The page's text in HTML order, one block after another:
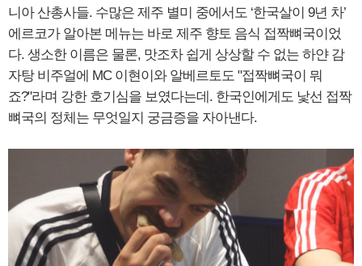
니아 산총사들. 수많은 제주 별미 중에서도 ‘한국살이 9년 차’
에르코가 알아본 메뉴는 바로 제주 향토 음식 접짝뼈국이었
다. 생소한 이름은 물론, 맛조차 쉽게 상상할 수 없는 하얀 감
자탕 비주얼에 MC 이현이와 알베르토도 "접짝뼈국이 뭐
죠?"라며 강한 호기심을 보였다는데. 한국인에게도 낯선 접짝
뼈국의 정체는 무엇일지 궁금증을 자아낸다.